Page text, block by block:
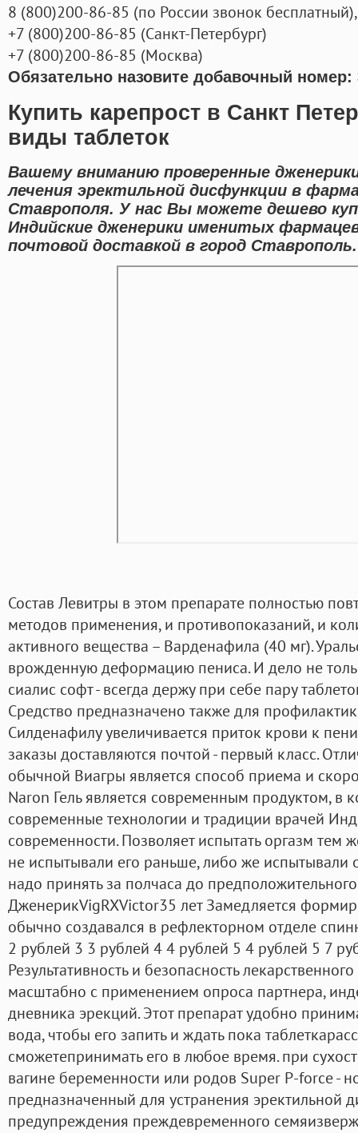
8 (800)200-86-85 (по России звонок бесплатный),
+7 (800)200-86-85 (Санкт-Петербург)
+7 (800)200-86-85 (Москва)
Обязательно назовите добавочный номер:
Купить карепрост в Санкт
виды таблеток
Вашему вниманию проверенные
лечения эректильной дисфункции в
Ставрополя. У нас Вы можете дешево
Индийские дженерики именитых
почтовой доставкой в город Ставрополь.
Состав Левитры в этом препарате полностью
методов применения, и противопоказаний, и
активного вещества – Варденафила (40 мг).
врожденную деформацию пениса. И дело не
сиалис софт - всегда держу при себе пару
Средство предназначено также для
Силденафилу увеличивается приток крови к
заказы доставляются почтой - первый класс.
обычной Виагры является способ приема и
Naron Гель является современным продуктом, в
современные технологии и традиции врачей
современности. Позволяет испытать оргазм
не испытывали его раньше, либо же испытывали
надо принять за полчаса до
ДженерикVigRXVictor35 лет Замедляется
обычно создавался в рефлекторном отделе
2 рублей 3 3 рублей 4 4 рублей 5 4 рублей 5 7
Результативность и безопасность
масштабно с применением опроса партнера,
дневника эрекций. Этот препарат удобно
вода, чтобы его запить и ждать пока
сможетепринимать его в любое время. при
вагине беременности или родов Super P-force -
предназначенный для устранения эректильной
предупреждения преждевременного